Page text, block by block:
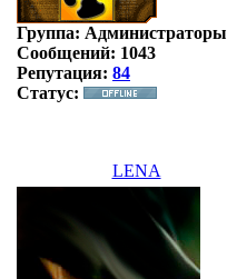
Группа: Администраторы
Сообщений: 1043
Репутация: 84
Статус:
LENA